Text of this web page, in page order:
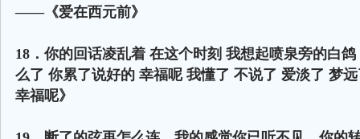
——《爱在西元前》
18．你的回话凌乱着 在这个时刻 我想起喷泉旁的白
么了 你累了说好的 幸福呢 我懂了 不说了 爱淡了 梦
幸福呢》